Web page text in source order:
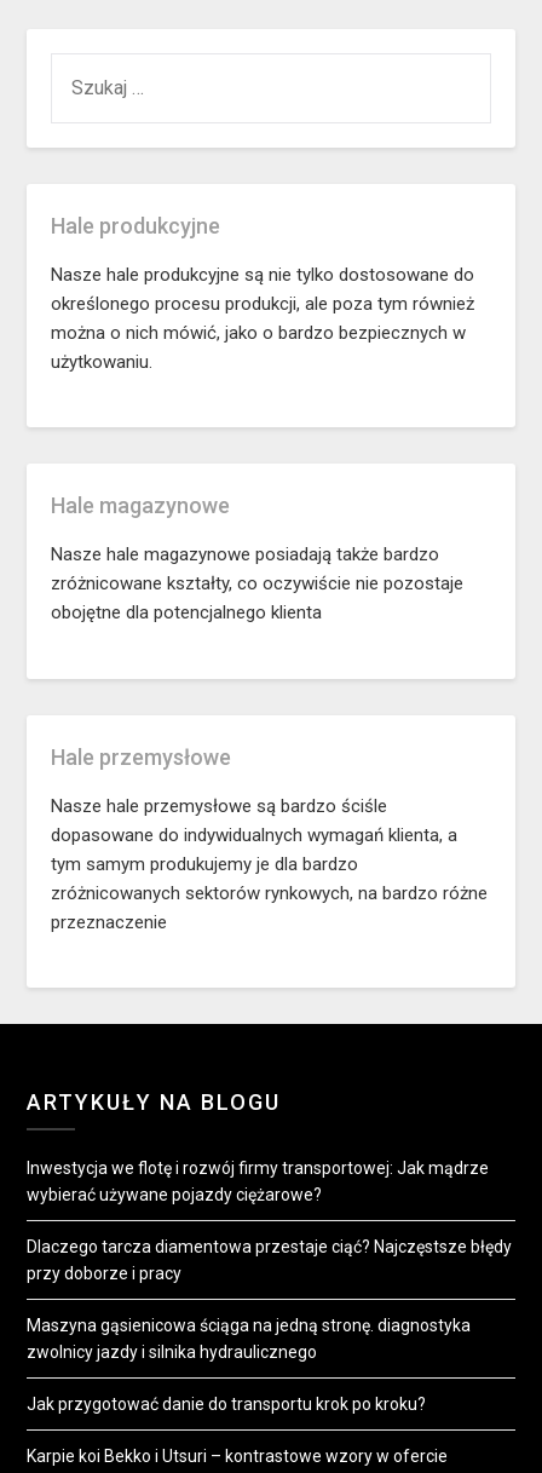
Hale produkcyjne
Nasze hale produkcyjne są nie tylko dostosowane do
określonego procesu produkcji, ale poza tym również
można o nich mówić, jako o bardzo bezpiecznych w
użytkowaniu.
Hale magazynowe
Nasze hale magazynowe posiadają także bardzo
zróżnicowane kształty, co oczywiście nie pozostaje
obojętne dla potencjalnego klienta
Hale przemysłowe
Nasze hale przemysłowe są bardzo ściśle
dopasowane do indywidualnych wymagań klienta, a
tym samym produkujemy je dla bardzo
zróżnicowanych sektorów rynkowych, na bardzo różne
przeznaczenie
ARTYKUŁY NA BLOGU
Inwestycja we flotę i rozwój firmy transportowej: Jak mądrze
wybierać używane pojazdy ciężarowe?
Dlaczego tarcza diamentowa przestaje ciąć? Najczęstsze błędy
przy doborze i pracy
Maszyna gąsienicowa ściąga na jedną stronę. diagnostyka
zwolnicy jazdy i silnika hydraulicznego
Jak przygotować danie do transportu krok po kroku?
Karpie koi Bekko i Utsuri – kontrastowe wzory w ofercie